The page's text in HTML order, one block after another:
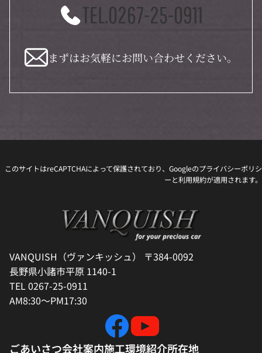
TEL.0267-25-0911
まずはお気軽にお問い合わせください。
このサイトはreCAPTCHAによって保護されており、Googleのプライバシーポリシ
ーと利用規約が適用されます。
VANQUISH（ヴァンキッシュ） 〒384-0092
長野県小諸市平原 1140-1
TEL 0267-25-0911
AM8:30～PM17:30
ごあいさつ会社案内施工環境紹介所在地